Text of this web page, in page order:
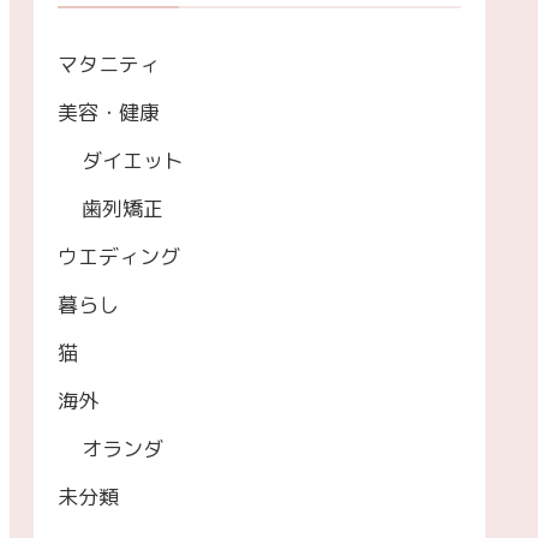
マタニティ
美容・健康
ダイエット
歯列矯正
ウエディング
暮らし
猫
海外
オランダ
未分類